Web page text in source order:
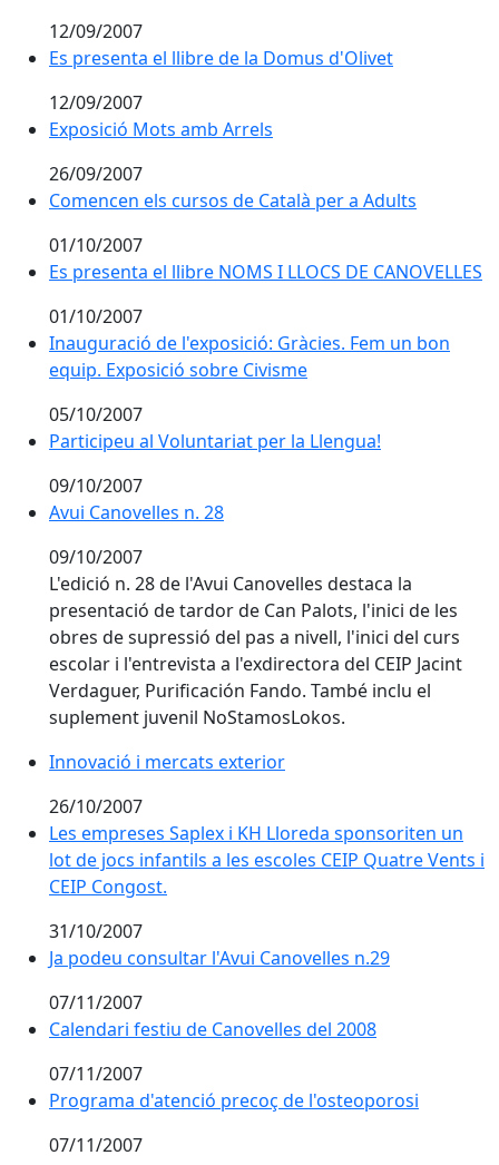
12/09/2007
Es presenta el llibre de la Domus d'Olivet
Es presenta el llibre de la Domus d'Olivet
12/09/2007
Exposició Mots amb Arrels
Exposició Mots amb Arrels
26/09/2007
Comencen els cursos de Català per a Adults
Comencen els cursos de Català per a Adults
01/10/2007
Es presenta el llibre NOMS I LLOCS DE CANOVELLES
Es presenta el llibre NOMS I LLOCS DE CANOVELLES
01/10/2007
Inauguració de l'exposició: Gràcies. Fem un bon
Inauguració de l'exposició: Gràcies. Fem un bon
equip. Exposició sobre Civisme
05/10/2007
Participeu al Voluntariat per la Llengua!
Participeu al Voluntariat per la Llengua!
09/10/2007
Avui Canovelles n. 28
Avui Canovelles n. 28
09/10/2007
L'edició n. 28 de l'Avui Canovelles destaca la
presentació de tardor de Can Palots, l'inici de les
obres de supressió del pas a nivell, l'inici del curs
escolar i l'entrevista a l'exdirectora del CEIP Jacint
Verdaguer, Purificación Fando. També inclu el
suplement juvenil NoStamosLokos.
Innovació i mercats exterior
26/10/2007
Les empreses Saplex i KH Lloreda sponsoriten un lot
Les empreses Saplex i KH Lloreda sponsoriten un
lot de jocs infantils a les escoles CEIP Quatre Vents i
CEIP Congost.
31/10/2007
Ja podeu consultar l'Avui Canovelles n.29
Ja podeu consultar l'Avui Canovelles n.29
07/11/2007
Calendari festiu de Canovelles del 2008
Calendari festiu de Canovelles del 2008
07/11/2007
Programa d'atenció precoç de l'osteoporosi
Programa d'atenció precoç de l'osteoporosi
07/11/2007